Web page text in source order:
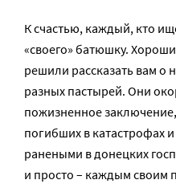
К счастью, каждый, кто
«своего» батюшку.
решили рассказать вам о
разных пастырей. Они
пожизненное
погибших в катастрофах
ранеными в донецких
и просто – каждым своим